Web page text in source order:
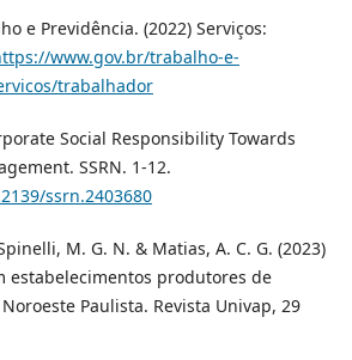
e Previdência. (2022) Serviços:
www.gov.br/trabalho-e-
trabalhador
Social Responsibility Towards
SSRN. 1-12.
ssrn.2403680
M. G. N. & Matias, A. C. G. (2023)
estabelecimentos produtores de
Paulista. Revista Univap, 29